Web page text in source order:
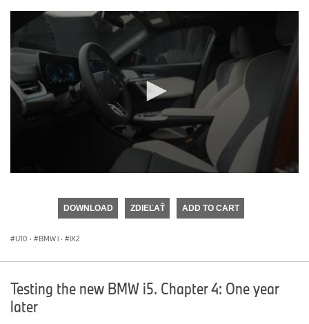
DOWNLOAD ZDIEĽAŤ ADD TO CART
U10 · BMW i · iX2
Testing the new BMW i5. Chapter 4: One year
later